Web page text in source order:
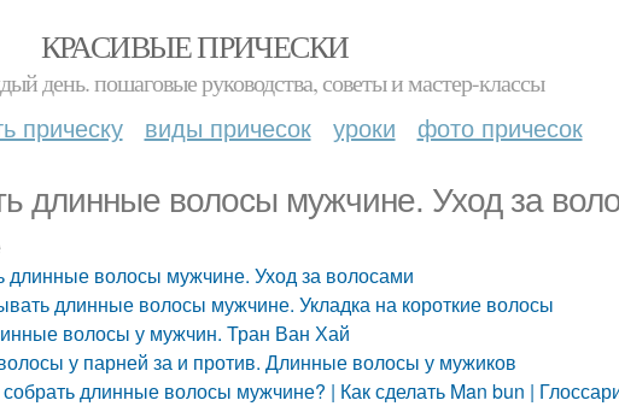
КРАСИВЫЕ ПРИЧЕСКИ
день. пошаговые руководства, советы и мастер-классы
прическу виды причесок уроки фото причесок
длинные волосы мужчине. Уход за
длинные волосы мужчине. Уход за волосами
длинные волосы мужчине. Укладка на короткие волосы
волосы у мужчин. Тран Ван Хай
у парней за и против. Длинные волосы у мужиков
длинные волосы мужчине? | Как сделать Man bun |